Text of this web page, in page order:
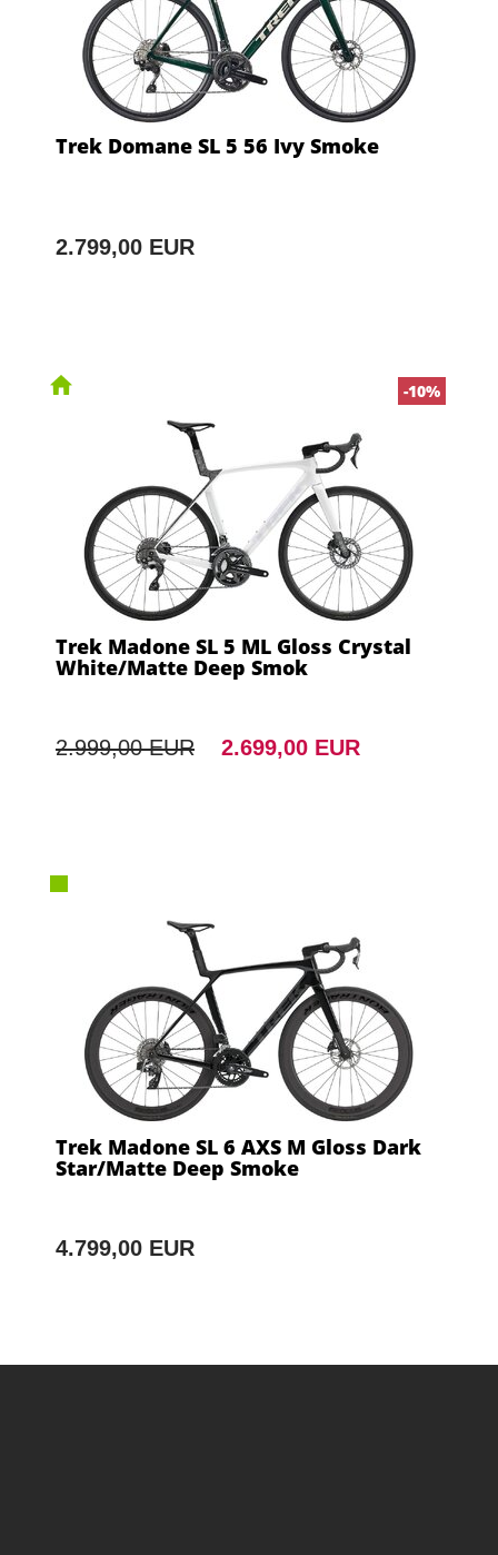
Trek Domane SL 5 56 Ivy Smoke
2.799,00 EUR
-10%
Trek Madone SL 5 ML Gloss Crystal
White/Matte Deep Smok
2.999,00 EUR 2.699,00 EUR
Trek Madone SL 6 AXS M Gloss Dark
Star/Matte Deep Smoke
4.799,00 EUR